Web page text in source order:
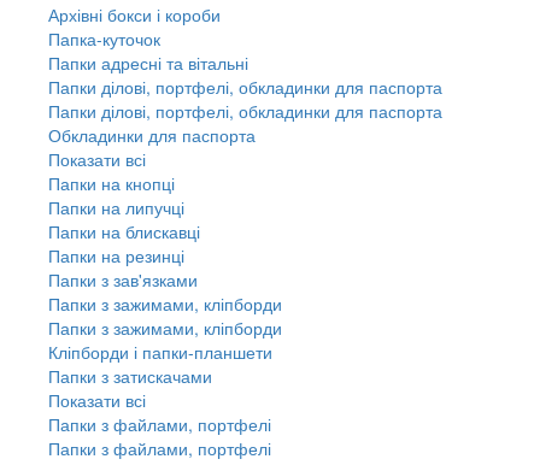
Архівні бокси і короби
Папка-куточок
Папки адресні та вітальні
Папки ділові, портфелі, обкладинки для паспорта
Папки ділові, портфелі, обкладинки для паспорта
Обкладинки для паспорта
Показати всі
Папки на кнопці
Папки на липучці
Папки на блискавці
Папки на резинці
Папки з зав'язками
Папки з зажимами, кліпборди
Папки з зажимами, кліпборди
Кліпборди і папки-планшети
Папки з затискачами
Показати всі
Папки з файлами, портфелі
Папки з файлами, портфелі